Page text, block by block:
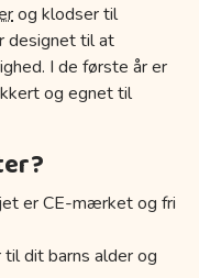
og klodser til
designet til at
I de første år er
og egnet til
er CE-mærket og fri
dit barns alder og